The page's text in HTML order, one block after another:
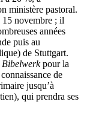
ministère pastoral.
novembre ; il
années
puis au
de Stuttgart.
Bibelwerkpour la
de
jusqu’à
qui prendra ses